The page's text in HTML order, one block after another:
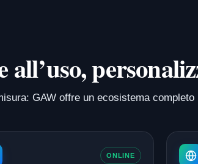
GAW offre un ecosistema
ONLINE